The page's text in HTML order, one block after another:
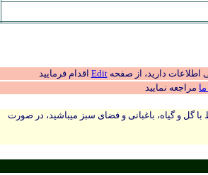
اطلاعات دارید، از صفحهEdit اقدام فرمایید
مراجعه نمایید
گل و گیاه، باغبانی و فضای سبز میباشید، در صورت